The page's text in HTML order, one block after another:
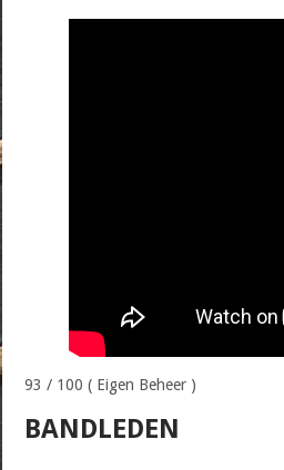
93 / 100 ( Eigen Beheer )
BANDLEDEN